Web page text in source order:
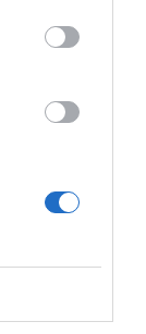
LE